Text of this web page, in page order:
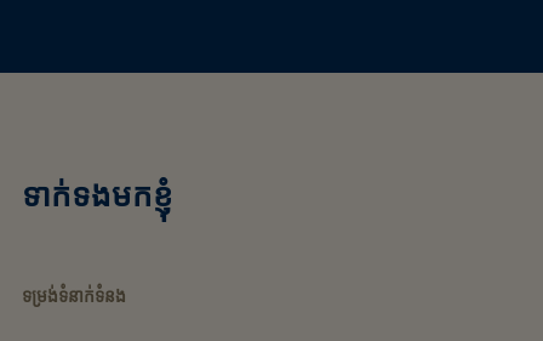
ទាក់ទងមកខ្ញុំ
ទម្រង់ទំនាក់ទំនង